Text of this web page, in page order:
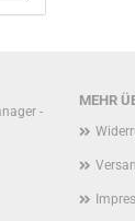
MEHR
-